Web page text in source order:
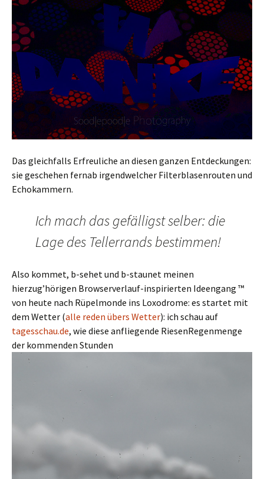
Das gleichfalls Erfreuliche an diesen ganzen Entdeckungen:
sie geschehen fernab irgendwelcher Filterblasenrouten und
Echokammern.
Ich mach das gefälligst selber: die
Lage des Tellerrands bestimmen!
Also kommet, b-sehet und b-staunet meinen
hierzug’hörigen Browserverlauf-inspirierten Ideengang ™
von heute nach Rüpelmonde ins Loxodrome: es startet mit
dem Wetter (alle reden übers Wetter): ich schau auf
tagesschau.de, wie diese anfliegende RiesenRegenmenge
der kommenden Stunden